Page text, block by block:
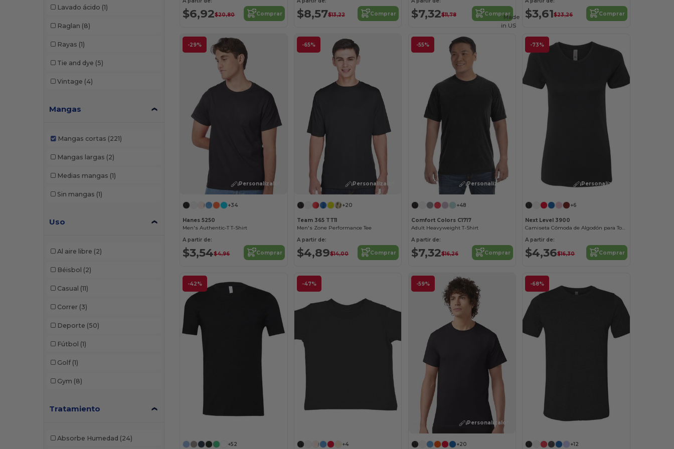
Shaka Wear
UltraClub
Lavado ácido (1)
Raglan (8)
Rayas (1)
Tie and dye (5)
Vintage (4)
Mangas
Mangas cortas (221)
Mangas largas (2)
Medias mangas (1)
Sin mangas (1)
Uso
Al aire libre (2)
Béisbol (2)
Casual (11)
Correr (3)
Deporte (50)
Fútbol (1)
Golf (1)
Gym (8)
Tratamiento
Absorbe Humedad (24)
$6,92$20,80 Comprar $8,57$13,22 Comprar $7,32$11,78 Comprar $3,61$23,26 Comprar
-29%
¡Personalízalo!
+34
Hanes 5250
Men's Authentic-T T-Shirt
A partir de:
$3,54$4,96 Comprar
-65%
¡Personalízalo!
+20
Team 365 TT11
Men's Zone Performance Tee
A partir de:
$4,89$14,00 Comprar
-55%
¡Personalízalo!
+48
Comfort Colors C1717
Adult Heavyweight T-Shirt
A partir de:
$7,32$16,26 Comprar
-73%
Made
in US
¡Personalízalo!
+6
Next Level 3900
Camiseta Cómoda de Algodón para Todos
A partir de:
$4,36$16,30 Comprar
-42%
+52
-47%
+4
-59%
¡Personalízalo!
+20
-68%
¡Personalízalo!
+12